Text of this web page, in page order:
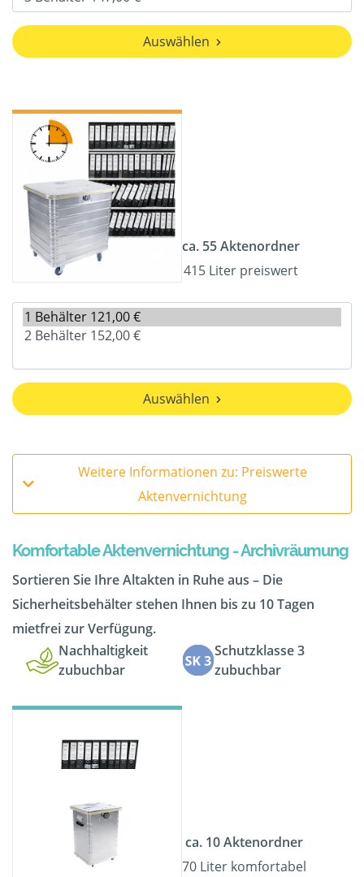
Auswählen
ca. 55 Aktenordner
415 Liter preiswert
Auswählen
Weitere Informationen zu: Preiswerte
Aktenvernichtung
Komfortable Aktenvernichtung - Archivräumung
Sortieren Sie Ihre Altakten in Ruhe aus – Die
Sicherheitsbehälter stehen Ihnen bis zu 10 Tagen
mietfrei zur Verfügung.
Nachhaltigkeit
zubuchbar
Schutzklasse 3
zubuchbar
ca. 10 Aktenordner
70 Liter komfortabel